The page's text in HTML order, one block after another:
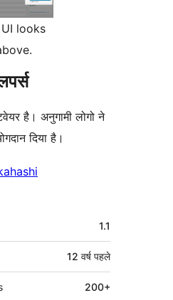
looks
है। अनुगामी लोगो ने
दिया है।
1.1
12 वर्ष पहले
200+